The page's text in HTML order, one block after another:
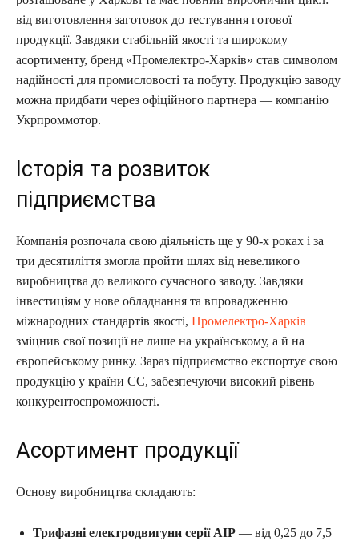
від виготовлення заготовок до тестування готової
продукції. Завдяки стабільній якості та широкому
асортименту, бренд «Промелектро-Харків» став символом
надійності для промисловості та побуту. Продукцію заводу
можна придбати через офіційного партнера — компанію
Укрпроммотор.
Історія та розвиток
підприємства
Компанія розпочала свою діяльність ще у 90-х роках і за
три десятиліття змогла пройти шлях від невеликого
виробництва до великого сучасного заводу. Завдяки
інвестиціям у нове обладнання та впровадженню
міжнародних стандартів якості, Промелектро-Харків
зміцнив свої позиції не лише на українському, а й на
європейському ринку. Зараз підприємство експортує свою
продукцію у країни ЄС, забезпечуючи високий рівень
конкурентоспроможності.
Асортимент продукції
Основу виробництва складають:
Трифазні електродвигуни серії АІР — від 0,25 до 7,5